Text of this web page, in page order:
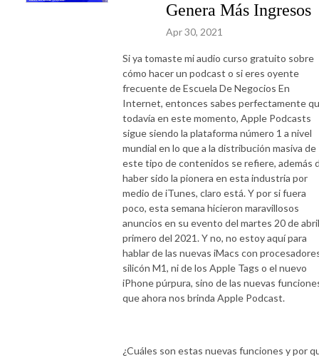
Genera Más Ingresos
Apr 30, 2021
Si ya tomaste mi audio curso gratuito sobre
cómo hacer un podcast o si eres oyente
frecuente de Escuela De Negocios En
Internet, entonces sabes perfectamente
todavía en este momento, Apple Podcasts
sigue siendo la plataforma número 1 a nivel
mundial en lo que a la distribución masiva de
este tipo de contenidos se refiere, además
haber sido la pionera en esta industria por
medio de iTunes, claro está. Y por si fuera
poco, esta semana hicieron maravillosos
anuncios en su evento del martes 20 de
primero del 2021. Y no, no estoy aquí para
hablar de las nuevas iMacs con
silicón M1, ni de los Apple Tags o el nuevo
iPhone púrpura, sino de las nuevas
que ahora nos brinda Apple Podcast.
¿Cuáles son estas nuevas funciones y por